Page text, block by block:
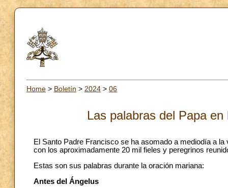
Home > Boletín > 2024 > 06
Las palabras del Papa
El Santo Padre Francisco se ha asomado a mediodía a
con los aproximadamente 20 mil fieles y peregrinos
Estas son sus palabras durante la oración mariana:
Antes del Ángelus